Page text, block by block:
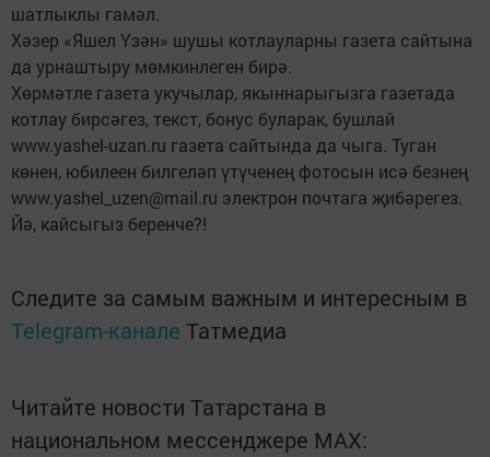
шатлыклы гамәл.
Хәзер «Яшел Үзән» шушы котлауларны газета сайтына
да урнаштыру мөмкинлеген бирә.
Хөрмәтле газета укучылар, якыннарыгызга газетада
котлау бирсәгез, текст, бонус буларак, бушлай
www.yashel-uzan.ru газета сайтында да чыга. Туган
көнен, юбилеен билгеләп үтүченең фотосын исә безнең
www.yashel_uzen@mail.ru электрон почтага җибәрегез.
Йә, кайсыгыз беренче?!
Следите за самым важным и интересным в
Telegram-канале Татмедиа
Читайте новости Татарстана в
национальном мессенджере MАХ: